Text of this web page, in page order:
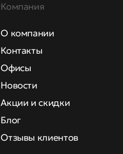
Компания
О компании
Контакты
Офисы
Новости
Акции и скидки
Блог
Отзывы клиентов